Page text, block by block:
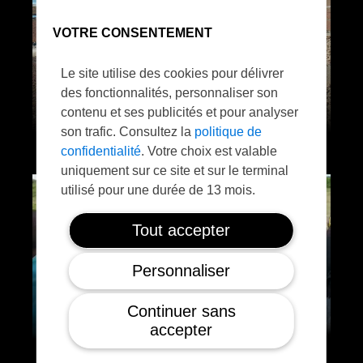
VOTRE CONSENTEMENT
Le site utilise des cookies pour délivrer
des fonctionnalités, personnaliser son
contenu et ses publicités et pour analyser
son trafic. Consultez la politique de
confidentialité. Votre choix est valable
uniquement sur ce site et sur le terminal
utilisé pour une durée de 13 mois.
Tout accepter
Personnaliser
Continuer sans
accepter